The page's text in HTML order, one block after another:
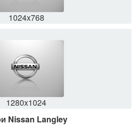
1024x768
1280x1024
Nissan Langley